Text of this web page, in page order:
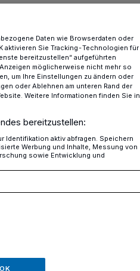
in Alt-
Daten wie Browserdaten oder
aktivieren Sie Tracking-Technologien für
bereitzustellen“ aufgeführten
möglicherweise nicht mehr so
um Ihre Einstellungen zu ändern oder
oder Ablehnen am unteren Rand der
Weitere Informationen finden Sie in
bereitzustellen:
Identifikation aktiv abfragen. Speichern
Werbung und Inhalte, Messung von
sowie Entwicklung und
OK